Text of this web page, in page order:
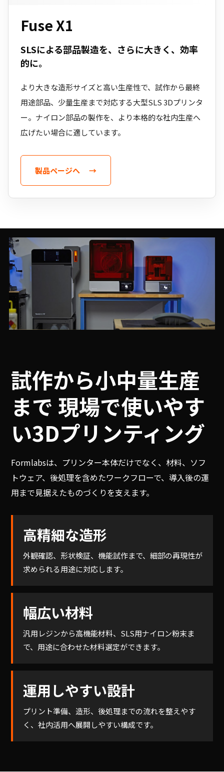
Fuse X1
SLSによる部品製造を、さらに大きく、効率
的に。
より大きな造形サイズと高い生産性で、試作から最終
用途部品、少量生産まで対応する大型SLS 3Dプリンタ
ー。ナイロン部品の製作を、より本格的な社内生産へ
広げたい場合に適しています。
製品ページへ
試作から小中量生産
まで 現場で使いやす
い3Dプリンティング
Formlabsは、プリンター本体だけでなく、材料、ソフ
トウェア、後処理を含めたワークフローで、導入後の運
用まで見据えたものづくりを支えます。
高精細な造形
外観確認、形状検証、機能試作まで、細部の再現性が
求められる用途に対応します。
幅広い材料
汎用レジンから高機能材料、SLS用ナイロン粉末ま
で、用途に合わせた材料選定ができます。
運用しやすい設計
プリント準備、造形、後処理までの流れを整えやす
く、社内活用へ展開しやすい構成です。